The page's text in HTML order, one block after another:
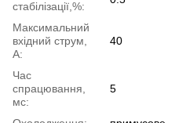
стабілізації,%:
Максимальний
вхідний струм,
А:
40
Час
спрацювання,
мс:
5